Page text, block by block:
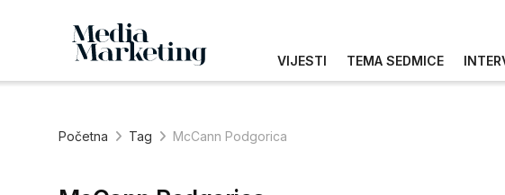
VIJESTI TEMA SEDMICE
Početna Tag McCann Podgorica